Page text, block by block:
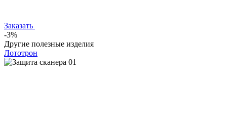
Заказать
-3%
Другие полезные изделия
Лототрон